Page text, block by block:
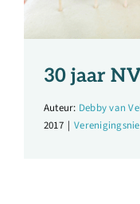
Over ons
Contact
30 jaar
Auteur: Debby van
2017 |